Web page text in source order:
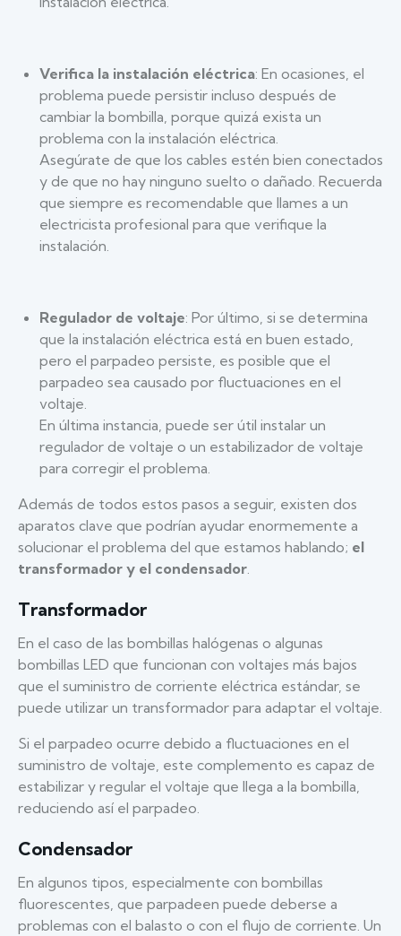
Verifica la instalación eléctrica: En ocasiones, el
problema puede persistir incluso después de
cambiar la bombilla, porque quizá exista un
problema con la instalación eléctrica.
Asegúrate de que los cables estén bien conectados
y de que no hay ninguno suelto o dañado. Recuerda
que siempre es recomendable que llames a un
electricista profesional para que verifique la
instalación.
Regulador de voltaje: Por último, si se determina
que la instalación eléctrica está en buen estado,
pero el parpadeo persiste, es posible que el
parpadeo sea causado por fluctuaciones en el
voltaje.
En última instancia, puede ser útil instalar un
regulador de voltaje o un estabilizador de voltaje
para corregir el problema.
Además de todos estos pasos a seguir, existen dos
aparatos clave que podrían ayudar enormemente a
solucionar el problema del que estamos hablando; el
transformador y el condensador
Transformador
En el caso de las bombillas halógenas o algunas
bombillas LED que funcionan con voltajes más bajos
que el suministro de corriente eléctrica estándar, se
puede utilizar un transformador para adaptar el voltaje.
Si el parpadeo ocurre debido a fluctuaciones en el
suministro de voltaje, este complemento es capaz de
estabilizar y regular el voltaje que llega a la bombilla,
reduciendo así el parpadeo.
Condensador
En algunos tipos, especialmente con bombillas
fluorescentes, que parpadeen puede deberse a
problemas con el balasto o con el flujo de corriente. Un